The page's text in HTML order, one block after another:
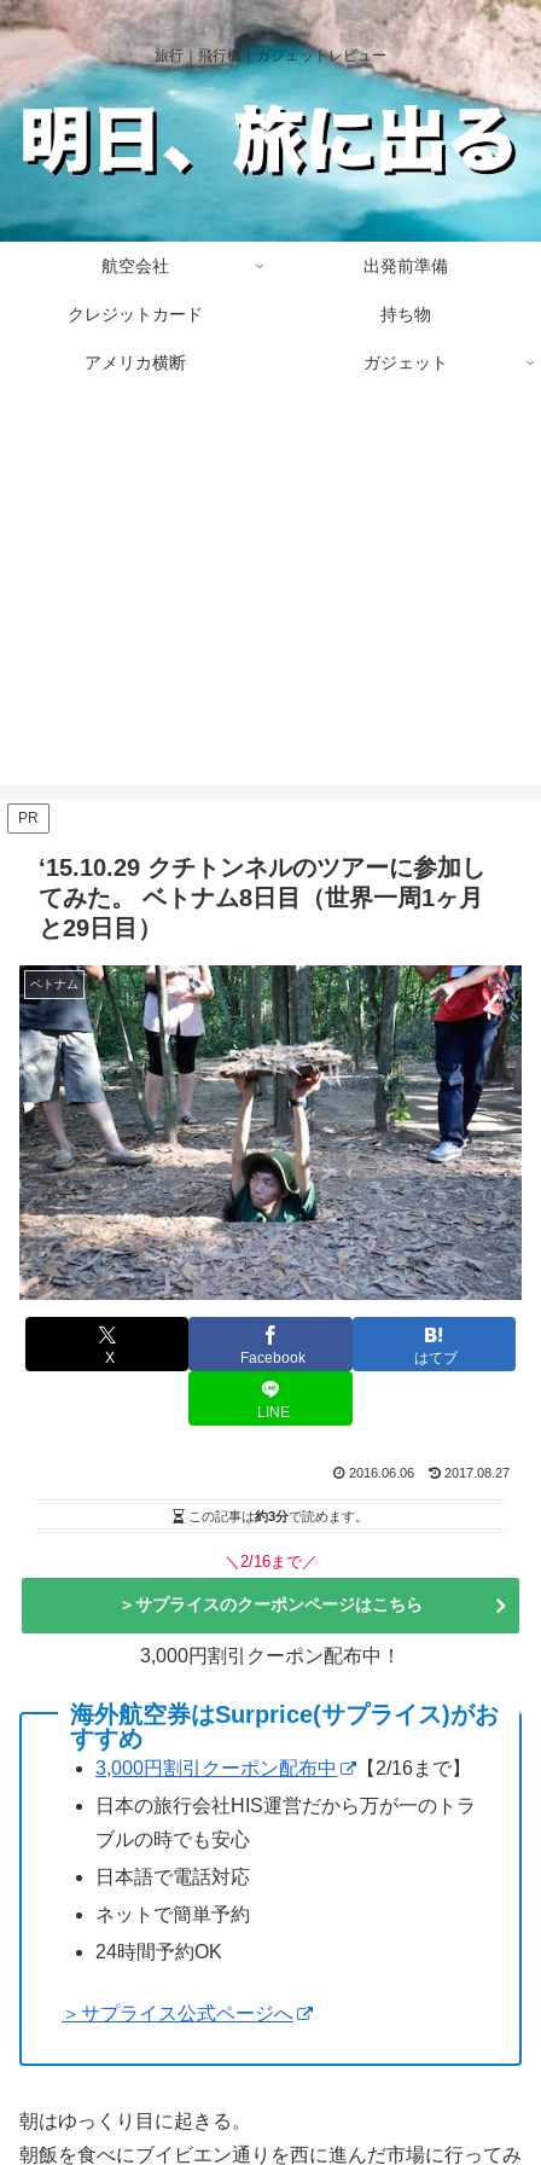
旅行｜飛行機｜ガジェットレビュー
航空会社 出発前準備
クレジットカード 持ち物
アメリカ横断 ガジェット
PR
‘15.10.29 クチトンネルのツアーに参加し
てみた。 ベトナム8日目（世界一周1ヶ月
と29日目）
ベトナム
X Facebook はてブ
LINE
2016.06.06 2017.08.27
この記事は約3分で読めます。
＼2/16まで／
＞サプライスのクーポンページはこちら
3,000円割引クーポン配布中！
海外航空券はSurprice(サプライス)がお
すすめ
3,000円割引クーポン配布中
【2/16まで】
日本の旅行会社HIS運営だから万が一のトラ
ブルの時でも安心
日本語で電話対応
ネットで簡単予約
24時間予約OK
＞サプライス公式ページへ
朝はゆっくり目に起きる。
朝飯を食べにブイビエン通りを西に進んだ市場に行ってみ